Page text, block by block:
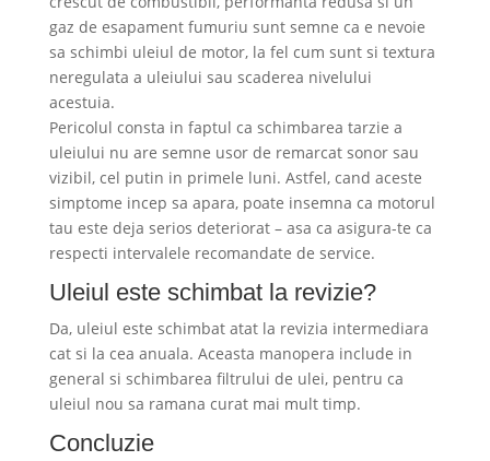
gaz de esapament fumuriu sunt semne ca e nevoie
sa schimbi uleiul de motor, la fel cum sunt si textura
neregulata a uleiului sau scaderea nivelului
acestuia.
Pericolul consta in faptul ca schimbarea tarzie a
uleiului nu are semne usor de remarcat sonor sau
vizibil, cel putin in primele luni. Astfel, cand aceste
simptome incep sa apara, poate insemna ca motorul
tau este deja serios deteriorat – asa ca asigura-te ca
respecti intervalele recomandate de service.
Uleiul este schimbat la revizie?
Da, uleiul este schimbat atat la revizia intermediara
cat si la cea anuala. Aceasta manopera include in
general si schimbarea filtrului de ulei, pentru ca
uleiul nou sa ramana curat mai mult timp.
Concluzie